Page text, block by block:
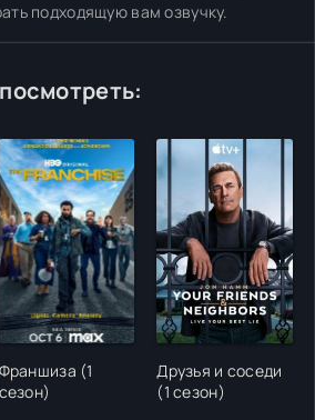
подходящую вам озвучку.
Франшиза (1
сезон)
Друзья и соседи
(1 сезон)